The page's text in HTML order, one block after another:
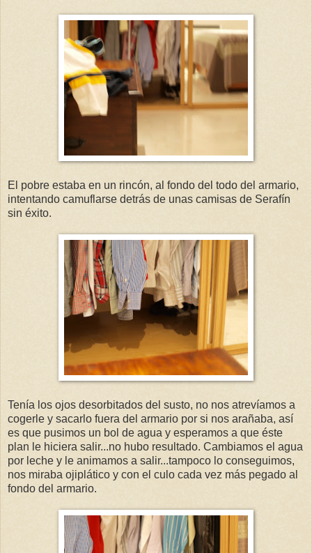
El pobre estaba en un rincón, al fondo del todo del armario,
intentando camuflarse detrás de unas camisas de Serafín
sin éxito.
Tenía los ojos desorbitados del susto, no nos atrevíamos a
cogerle y sacarlo fuera del armario por si nos arañaba, así
es que pusimos un bol de agua y esperamos a que éste
plan le hiciera salir...no hubo resultado. Cambiamos el agua
por leche y le animamos a salir...tampoco lo conseguimos,
nos miraba ojiplático y con el culo cada vez más pegado al
fondo del armario.